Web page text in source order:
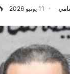
11 يونيو 2026